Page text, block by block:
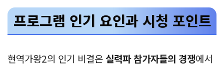
프로그램 인기 요인과 시청 포인트
현역가왕2의 인기 비결은 실력파 참가자들의 경쟁에서